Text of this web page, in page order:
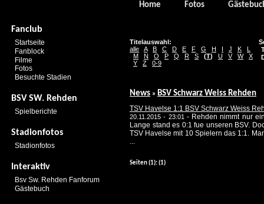
Home Fotos
Fanclub
Startseite
Fanblock
Filme
Fotos
Besuchte Stadien
BSV SW. Rehden
Spielberichte
Stadionfotos
Stadionfotos
Interaktiv
Bsv Sw. Rehden Fanforum
Gästebuch
Titelauswahl:
alle
A B C D E F G H I J K
L
M
N O P Q R S (T) U V W
X
Y
Z 0-9
News » BSV Schwarz Weiss Rehden
TSV Havelse 1:1 BSV Schwarz Weiss
20.11.2015 - 23:01- Rehden nimmt nur
Lange stand es 0:1 fue unseren BSV.
TSV Havelse mit 10 Spielern das 1:1.
...
Seiten(1):(1)